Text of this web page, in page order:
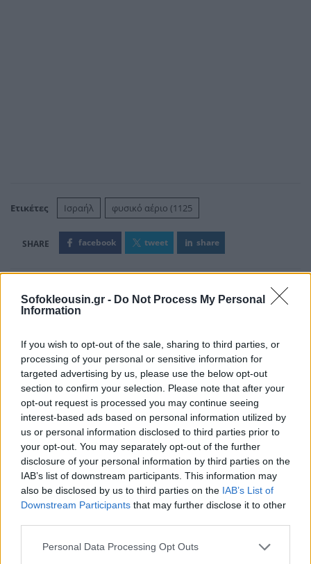
Sofokleousin.gr - Do Not Process My Personal
Information
If you wish to opt-out of the sale, sharing to third parties, or
processing of your personal or sensitive information for
targeted advertising by us, please use the below opt-out
section to confirm your selection. Please note that after your
opt-out request is processed you may continue seeing
interest-based ads based on personal information utilized by
us or personal information disclosed to third parties prior to
your opt-out. You may separately opt-out of the further
disclosure of your personal information by third parties on the
IAB’s list of downstream participants. This information may
also be disclosed by us to third parties on the IAB’s List of
Downstream Participants that may further disclose it to other
Personal Data Processing Opt Outs
Ετικέτες Ισραήλ φυσικό αέριο (1125
facebook tweet share
Ακολουθήστε το Sofokleousin.gr στο
Google News
ΣΧΕΤΙΚΆ ΆΡΘΡΑ
Νέο ράλι για το ευρωπαϊκό
φυσικό αέριο
22:33, 06 Μαρτίου 2026